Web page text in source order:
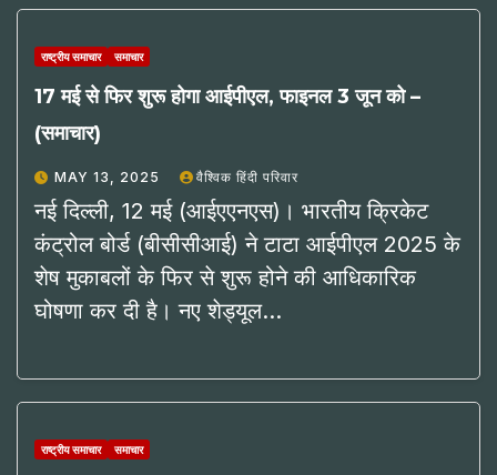
राष्ट्रीय समाचार समाचार
17 मई से फिर शुरू होगा आईपीएल, फाइनल 3 जून को –
(समाचार)
MAY 13, 2025 वैश्विक हिंदी परिवार
नई दिल्ली, 12 मई (आईएएनएस)। भारतीय क्रिकेट
कंट्रोल बोर्ड (बीसीसीआई) ने टाटा आईपीएल 2025 के
शेष मुकाबलों के फिर से शुरू होने की आधिकारिक
घोषणा कर दी है। नए शेड्यूल…
राष्ट्रीय समाचार समाचार